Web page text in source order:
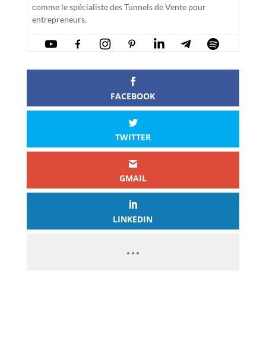
comme le spécialiste des Tunnels de Vente pour
entrepreneurs.
FACEBOOK
TWITTER
GMAIL
LINKEDIN